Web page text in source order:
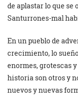
de aplastar lo que se
Santurrones-mal
En un pueblo de
crecimiento, lo
enormes, grotescas
historia son otros y
nuevos y nuevas